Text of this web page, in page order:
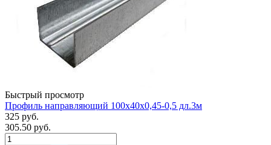
Быстрый просмотр
Профиль направляющий 100х40х0,45-0,5 дл.3м
325 руб.
305.50 руб.